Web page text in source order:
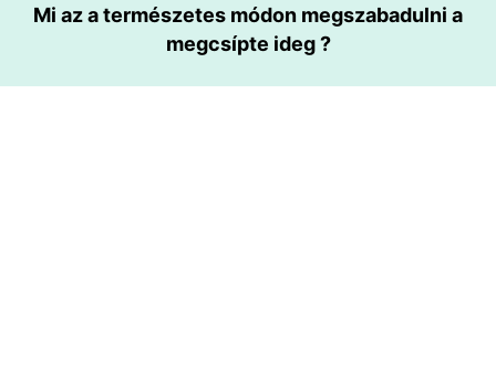
Egészség Egészségügyi Ágazat Mentális Egészség
Mi az a természetes módon megszabadulni a
megcsípte ideg ?